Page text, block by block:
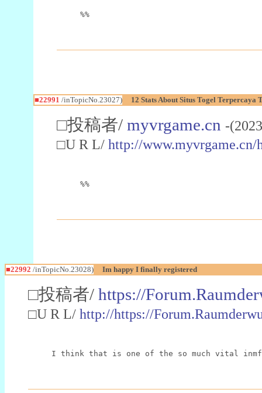
%%
■22991 /inTopicNo.23027) 12 Stats About Situs Togel Terpercaya
□投稿者/ myvrgame.cn -
□U R L/ http://www.myvrgame.cn/
%%
■22992 /inTopicNo.23028) Im happy I finally registered
□投稿者/ https://
□U R L/ http://https://
I think that is one of the so much vital